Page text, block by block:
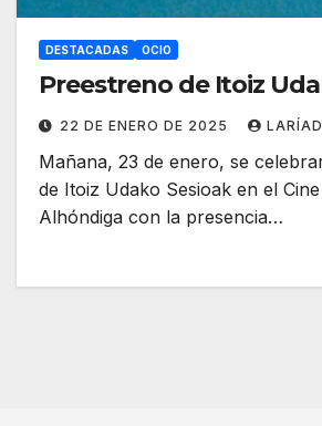
DESTACADAS OCIO
Preestreno de Itoiz
22 DE ENERO DE 2025
Mañana, 23 de enero, se
de Itoiz Udako Sesioak en el
Alhóndiga con la presencia…